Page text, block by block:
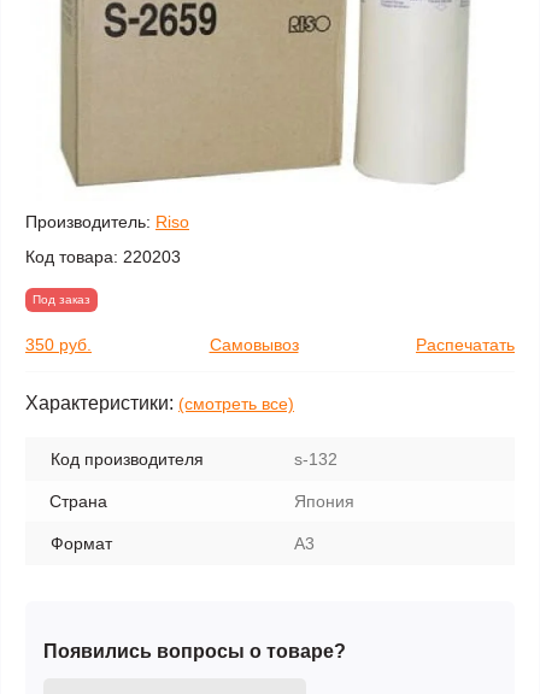
Производитель: Riso
Код товара: 220203
Под заказ
350 руб. Самовывоз Распечатать
Характеристики: (смотреть все)
Код производителя s-132
Страна Япония
Формат A3
Появились вопросы о товаре?